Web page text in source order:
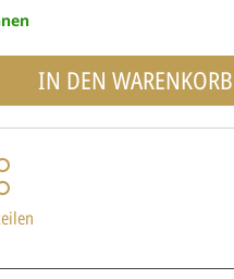
IN DEN WARENKORB